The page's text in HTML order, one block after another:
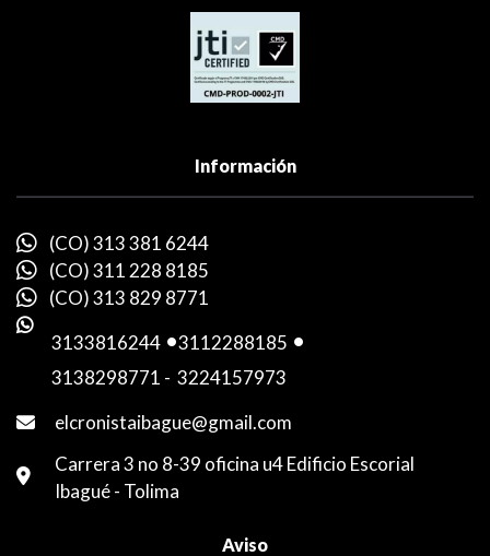
Información
(CO) 313 381 6244
(CO) 311 228 8185
(CO) 313 829 8771
3133816244 -3112288185 -
3138298771 - 3224157973
elcronistaibague@gmail.com
Carrera 3 no 8-39 oficina u4 Edificio Escorial
Ibagué - Tolima
Aviso